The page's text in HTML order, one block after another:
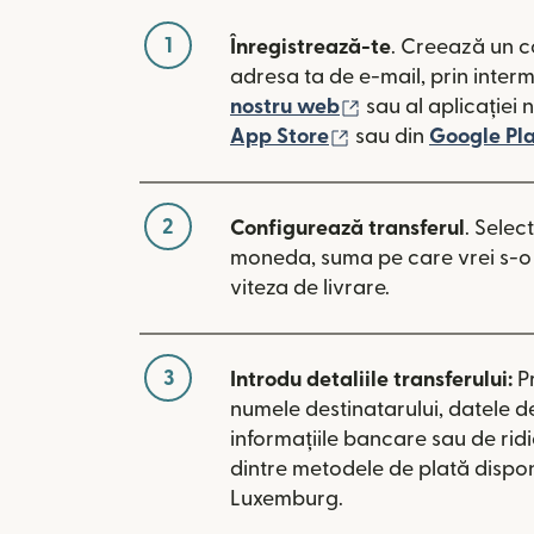
1 Înregistrează-te. Creează un
adresa ta de e-mail, prin
nostru web
(se deschide
sau al aplicației
App Store
(se deschide într-
sau din Google
2 Configurează transferul .
moneda, suma pe care vrei s-
viteza de livrare.
3 Introdu detaliile transferului:
numele destinatarului, datele
informațiile bancare sau de
dintre metodele de plată
Luxemburg.